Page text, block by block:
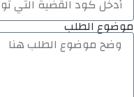
موضوع الطلب